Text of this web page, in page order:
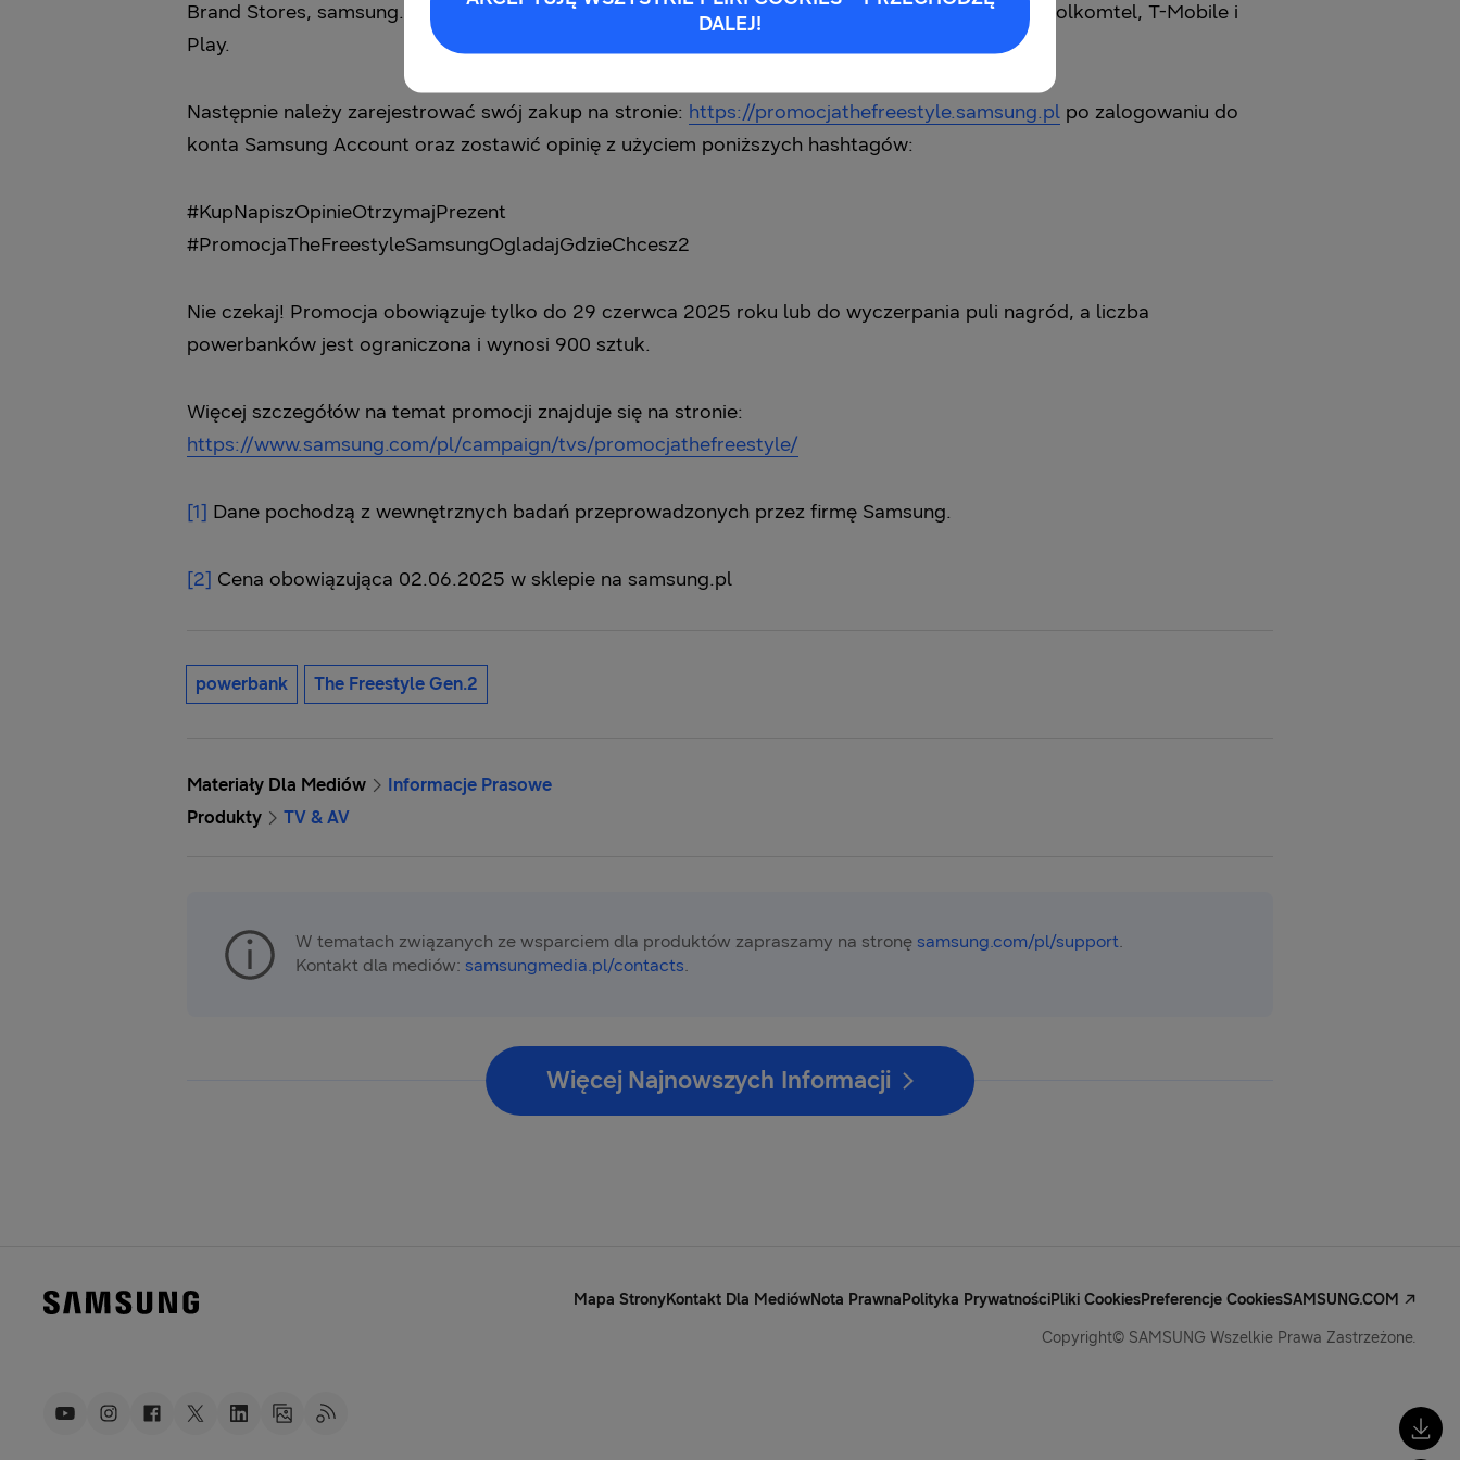
Brand Stores, samsung.pl. ‎lub w salonie jednego z operatorów telekomunikacyjnych: Orange, Polkomtel, T-Mobile i
‎Play.‎
Następnie należy zarejestrować swój zakup na stronie: https://promocjathefreestyle.samsung.pl po zalogowaniu do
konta Samsung Account ‎oraz zostawić opinię z użyciem poniższych hashtagów:‎
‎#KupNapiszOpinieOtrzymajPrezent
‎‎#PromocjaTheFreestyleSamsungOgladajGdzieChcesz‎2
Nie czekaj! Promocja obowiązuje tylko do 29 czerwca 2025 roku lub do wyczerpania puli ‎nagród, a liczba
powerbanków jest ograniczona i wynosi 900 sztuk. ‎
Więcej szczegółów na temat promocji znajduje się na stronie:‎
https://www.samsung.com/pl/campaign/tvs/promocjathefreestyle/
[1] Dane pochodzą z wewnętrznych badań przeprowadzonych przez firmę Samsung.
[2] Cena obowiązująca 02.06.2025 w sklepie na samsung.pl‎
powerbank The Freestyle Gen.2
Materiały Dla Mediów
Informacje Prasowe
Produkty
TV & AV
W tematach związanych ze wsparciem dla produktów zapraszamy na stronę samsung.com/pl/support.
Kontakt dla mediów: samsungmedia.pl/contacts.
Więcej Najnowszych Informacji
Mapa StronyKontakt Dla MediówNota Prawna Polityka PrywatnościPliki CookiesPreferencje CookiesSAMSUNG.COM
Copyright© SAMSUNG Wszelkie Prawa Zastrzeżone.
DALEJ!